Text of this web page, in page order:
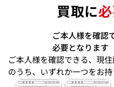
買取に
ご本人様を確認
必要となります
ご本人様を確認できる、現
のうち、いずれか一つをお持